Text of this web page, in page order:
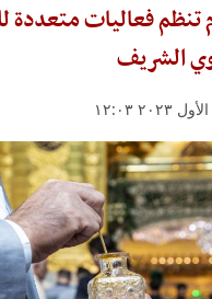
فعاليات متعددة
الشريف